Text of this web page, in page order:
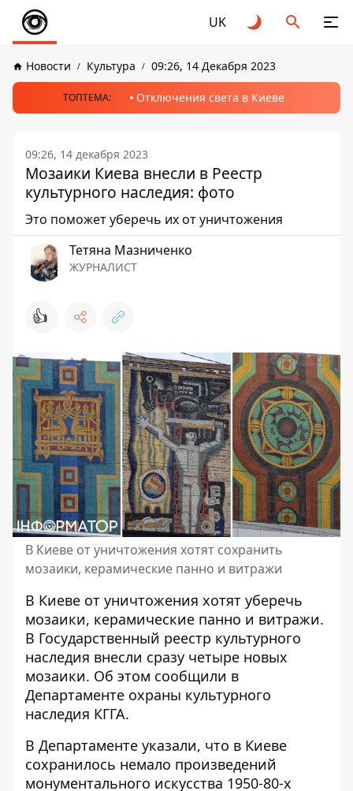
UK
Новости Культура 09:26, 14 Декабря 2023
ТОПТЕМА: Отключения света в Киеве
09:26, 14 декабря 2023
Мозаики Киева внесли в Реестр
культурного наследия: фото
Это поможет уберечь их от уничтожения
Тетяна Мазниченко
ЖУРНАЛИСТ
👍
В Киеве от уничтожения хотят сохранить
мозаики, керамические панно и витражи
В Киеве от уничтожения хотят уберечь
мозаики, керамические панно и витражи.
В Государственный реестр культурного
наследия внесли сразу четыре новых
мозаики. Об этом сообщили в
Департаменте охраны культурного
наследия КГГА.
В Департаменте указали, что в Киеве
сохранилось немало произведений
монументального искусства 1950-80-х